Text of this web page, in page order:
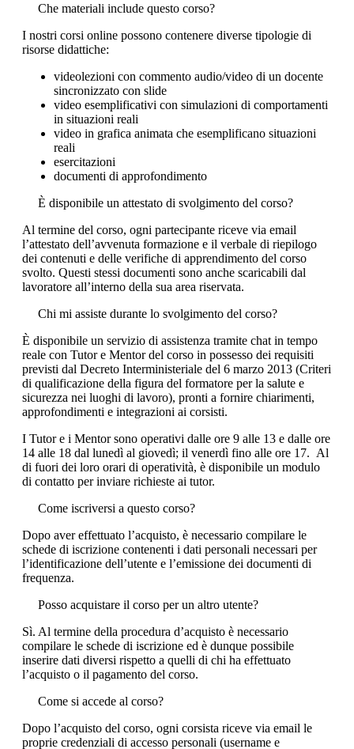
Che materiali include questo corso?
I nostri corsi online possono contenere diverse tipologie di
risorse didattiche:
videolezioni con commento audio/video di un docente
sincronizzato con slide
video esemplificativi con simulazioni di comportamenti
in situazioni reali
video in grafica animata che esemplificano situazioni
reali
esercitazioni
documenti di approfondimento
È disponibile un attestato di svolgimento del corso?
Al termine del corso, ogni partecipante riceve via email
l’attestato dell’avvenuta formazione e il verbale di riepilogo
dei contenuti e delle verifiche di apprendimento del corso
svolto. Questi stessi documenti sono anche scaricabili dal
lavoratore all’interno della sua area riservata.
Chi mi assiste durante lo svolgimento del corso?
È disponibile un servizio di assistenza tramite chat in tempo
reale con Tutor e Mentor del corso in possesso dei requisiti
previsti dal Decreto Interministeriale del 6 marzo 2013 (Criteri
di qualificazione della figura del formatore per la salute e
sicurezza nei luoghi di lavoro), pronti a fornire chiarimenti,
approfondimenti e integrazioni ai corsisti.
I Tutor e i Mentor sono operativi dalle ore 9 alle 13 e dalle ore
14 alle 18 dal lunedì al giovedì; il venerdì fino alle ore 17. Al
di fuori dei loro orari di operatività, è disponibile un modulo
di contatto per inviare richieste ai tutor.
Come iscriversi a questo corso?
Dopo aver effettuato l’acquisto, è necessario compilare le
schede di iscrizione contenenti i dati personali necessari per
l’identificazione dell’utente e l’emissione dei documenti di
frequenza.
Posso acquistare il corso per un altro utente?
Sì. Al termine della procedura d’acquisto è necessario
compilare le schede di iscrizione ed è dunque possibile
inserire dati diversi rispetto a quelli di chi ha effettuato
l’acquisto o il pagamento del corso.
Come si accede al corso?
Dopo l’acquisto del corso, ogni corsista riceve via email le
proprie credenziali di accesso personali (username e